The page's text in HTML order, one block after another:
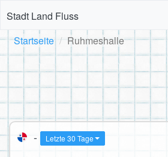
Stadt Land Fluss
Startseite Ruhmeshalle
- Letzte 30 Tage